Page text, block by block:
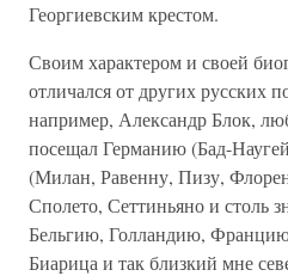
Георгиевским крестом.
Своим характером и своей
отличался от других русских
например, Александр Блок,
посещал Германию (Бад-
(Милан, Равенну, Пизу,
Сполето, Сеттиньяно и столь
Бельгию, Голландию,
Биарица и так близкий мне